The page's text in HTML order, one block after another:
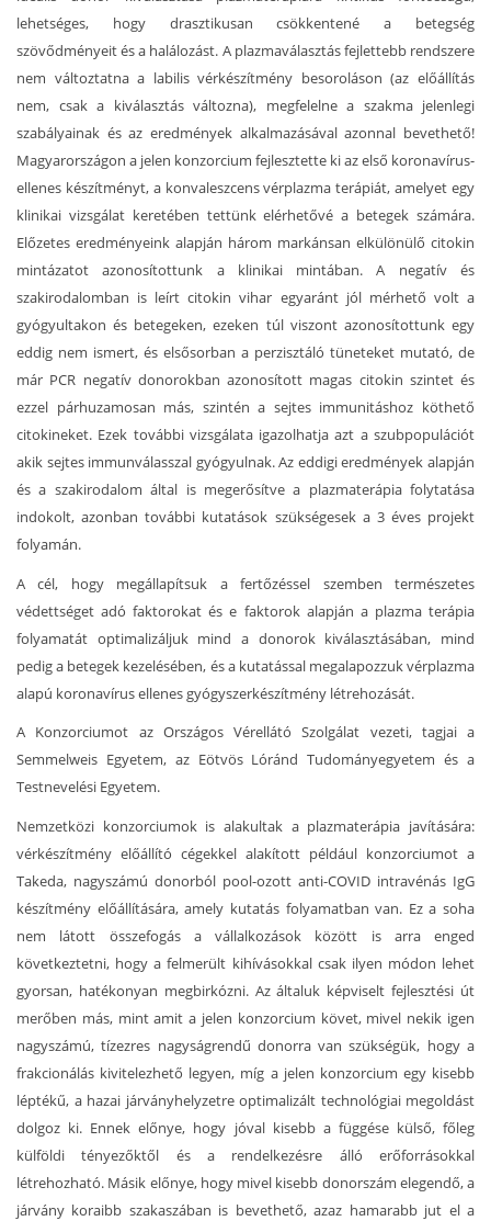
lehetséges, hogy drasztikusan csökkentené a betegség
szövődményeit és a halálozást. A plazmaválasztás fejlettebb rendszere
nem változtatna a labilis vérkészítmény besoroláson (az előállítás
nem, csak a kiválasztás változna), megfelelne a szakma jelenlegi
szabályainak és az eredmények alkalmazásával azonnal bevethető!
Magyarországon a jelen konzorcium fejlesztette ki az első koronavírus-
ellenes készítményt, a konvaleszcens vérplazma terápiát, amelyet egy
klinikai vizsgálat keretében tettünk elérhetővé a betegek számára.
Előzetes eredményeink alapján három markánsan elkülönülő citokin
mintázatot azonosítottunk a klinikai mintában. A negatív és
szakirodalomban is leírt citokin vihar egyaránt jól mérhető volt a
gyógyultakon és betegeken, ezeken túl viszont azonosítottunk egy
eddig nem ismert, és elsősorban a perzisztáló tüneteket mutató, de
már PCR negatív donorokban azonosított magas citokin szintet és
ezzel párhuzamosan más, szintén a sejtes immunitáshoz köthető
citokineket. Ezek további vizsgálata igazolhatja azt a szubpopulációt
akik sejtes immunválasszal gyógyulnak. Az eddigi eredmények alapján
és a szakirodalom által is megerősítve a plazmaterápia folytatása
indokolt, azonban további kutatások szükségesek a 3 éves projekt
folyamán.
A cél, hogy megállapítsuk a fertőzéssel szemben természetes
védettséget adó faktorokat és e faktorok alapján a plazma terápia
folyamatát optimalizáljuk mind a donorok kiválasztásában, mind
pedig a betegek kezelésében, és a kutatással megalapozzuk vérplazma
alapú koronavírus ellenes gyógyszerkészítmény létrehozását.
A Konzorciumot az Országos Vérellátó Szolgálat vezeti, tagjai a
Semmelweis Egyetem, az Eötvös Lóránd Tudományegyetem és a
Testnevelési Egyetem.
Nemzetközi konzorciumok is alakultak a plazmaterápia javítására:
vérkészítmény előállító cégekkel alakított például konzorciumot a
Takeda, nagyszámú donorból pool-ozott anti-COVID intravénás IgG
készítmény előállítására, amely kutatás folyamatban van. Ez a soha
nem látott összefogás a vállalkozások között is arra enged
következtetni, hogy a felmerült kihívásokkal csak ilyen módon lehet
gyorsan, hatékonyan megbirkózni. Az általuk képviselt fejlesztési út
merőben más, mint amit a jelen konzorcium követ, mivel nekik igen
nagyszámú, tízezres nagyságrendű donorra van szükségük, hogy a
frakcionálás kivitelezhető legyen, míg a jelen konzorcium egy kisebb
léptékű, a hazai járványhelyzetre optimalizált technológiai megoldást
dolgoz ki. Ennek előnye, hogy jóval kisebb a függése külső, főleg
külföldi tényezőktől és a rendelkezésre álló erőforrásokkal
létrehozható. Másik előnye, hogy mivel kisebb donorszám elegendő, a
járvány koraibb szakaszában is bevethető, azaz hamarabb jut el a